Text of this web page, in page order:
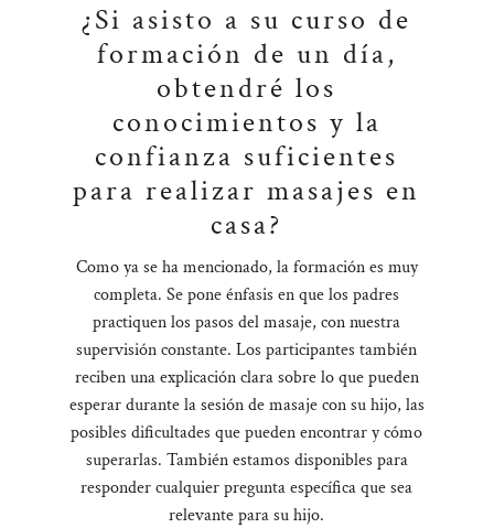
¿Si asisto a su curso de
formación de un día,
obtendré los
conocimientos y la
confianza suficientes
para realizar masajes en
casa?
Como ya se ha mencionado, la formación es muy
completa. Se pone énfasis en que los padres
practiquen los pasos del masaje, con nuestra
supervisión constante. Los participantes también
reciben una explicación clara sobre lo que pueden
esperar durante la sesión de masaje con su hijo, las
posibles dificultades que pueden encontrar y cómo
superarlas. También estamos disponibles para
responder cualquier pregunta específica que sea
relevante para su hijo.